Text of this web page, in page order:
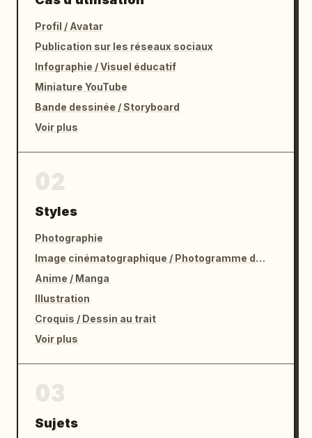
Profil / Avatar
Publication sur les réseaux sociaux
Infographie / Visuel éducatif
Miniature YouTube
Bande dessinée / Storyboard
Voir plus
Styles
Photographie
Image cinématographique / Photogramme de film
Anime / Manga
Illustration
Croquis / Dessin au trait
Voir plus
Sujets